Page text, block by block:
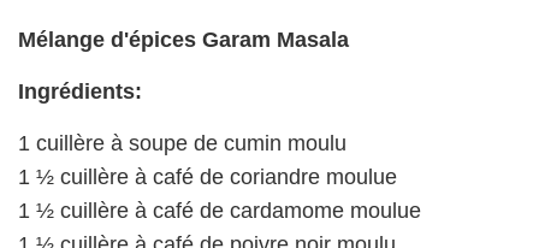
Mélange d'épices Garam Masala
Ingrédients:
1 cuillère à soupe de cumin moulu
1 ½ cuillère à café de coriandre moulue
1 ½ cuillère à café de cardamome moulue